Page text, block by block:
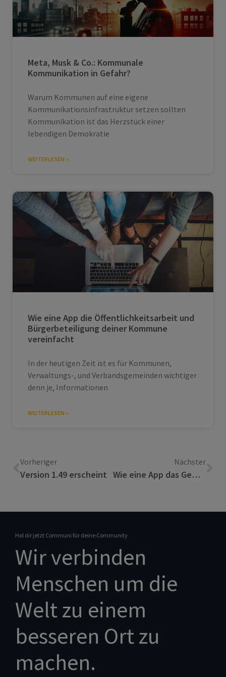
Meta, Musk & Co.: Kommunale
Kommunikation in Gefahr?
Warum Kommunen auf eine eigene
Kommunikationsinfrastruktur setzen sollten
Kommunikation ist das Herzstück einer
lebendigen Demokratie
WEITERLESEN »
Wie eine App die Öffentlichkeitsarbeit und
Bürgerbeteiligung deiner Kommune
vereinfacht
In der heutigen Zeit ist es für Kommunen,
Verwaltungs-, und Verbandsgemeinden wichtiger
denn je, Informationen
WEITERLESEN »
Vorheriger
Version 1.49 erscheint
Nächster
Wie eine App das Gemeinschaftsleben in einem ganzen Zürcher Quartier stärkt
Hol dir jetzt Communi für deine Community
Wir verbinden
Menschen um die
Welt zu einem
besseren Ort zu
machen.